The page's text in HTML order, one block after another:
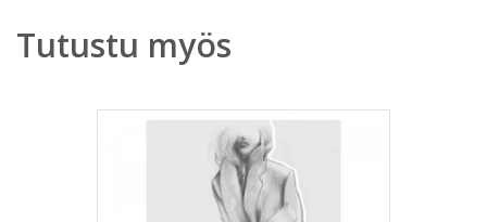
Tutustu myös